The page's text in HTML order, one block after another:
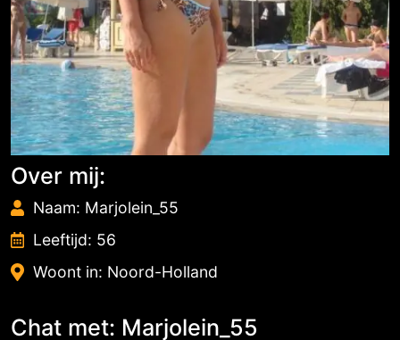
Over mij:
Naam: Marjolein_55
Leeftijd: 56
Woont in: Noord-Holland
Chat met: Marjolein_55